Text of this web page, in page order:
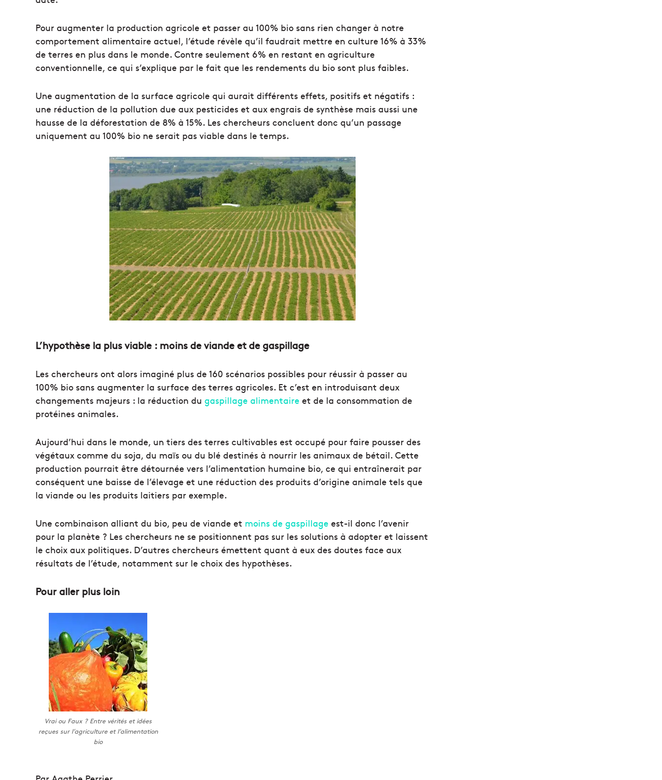
Pour augmenter la production agricole et passer au 100% bio sans rien changer à notre
comportement alimentaire actuel, l’étude révèle qu’il faudrait mettre en culture 16% à 33%
de terres en plus dans le monde. Contre seulement 6% en restant en agriculture
conventionnelle, ce qui s’explique par le fait que les rendements du bio sont plus faibles.
Une augmentation de la surface agricole qui aurait différents effets, positifs et négatifs :
une réduction de la pollution due aux pesticides et aux engrais de synthèse mais aussi une
hausse de la déforestation de 8% à 15%. Les chercheurs concluent donc qu’un passage
uniquement au 100% bio ne serait pas viable dans le temps.
L’hypothèse la plus viable : moins de viande et de gaspillage
Les chercheurs ont alors imaginé plus de 160 scénarios possibles pour réussir à passer au
100% bio sans augmenter la surface des terres agricoles. Et c’est en introduisant deux
changements majeurs : la réduction du gaspillage alimentaire et de la consommation de
protéines animales.
Aujourd’hui dans le monde, un tiers des terres cultivables est occupé pour faire pousser des
végétaux comme du soja, du maïs ou du blé destinés à nourrir les animaux de bétail. Cette
production pourrait être détournée vers l’alimentation humaine bio, ce qui entraînerait par
conséquent une baisse de l’élevage et une réduction des produits d’origine animale tels que
la viande ou les produits laitiers par exemple.
Une combinaison alliant du bio, peu de viande et moins de gaspillage est-il donc l’avenir
pour la planète ? Les chercheurs ne se positionnent pas sur les solutions à adopter et laissent
le choix aux politiques. D’autres chercheurs émettent quant à eux des doutes face aux
résultats de l’étude, notamment sur le choix des hypothèses.
Pour aller plus loin
Vrai ou Faux ? Entre vérités et idées
reçues sur l’agriculture et l’alimentation
bio